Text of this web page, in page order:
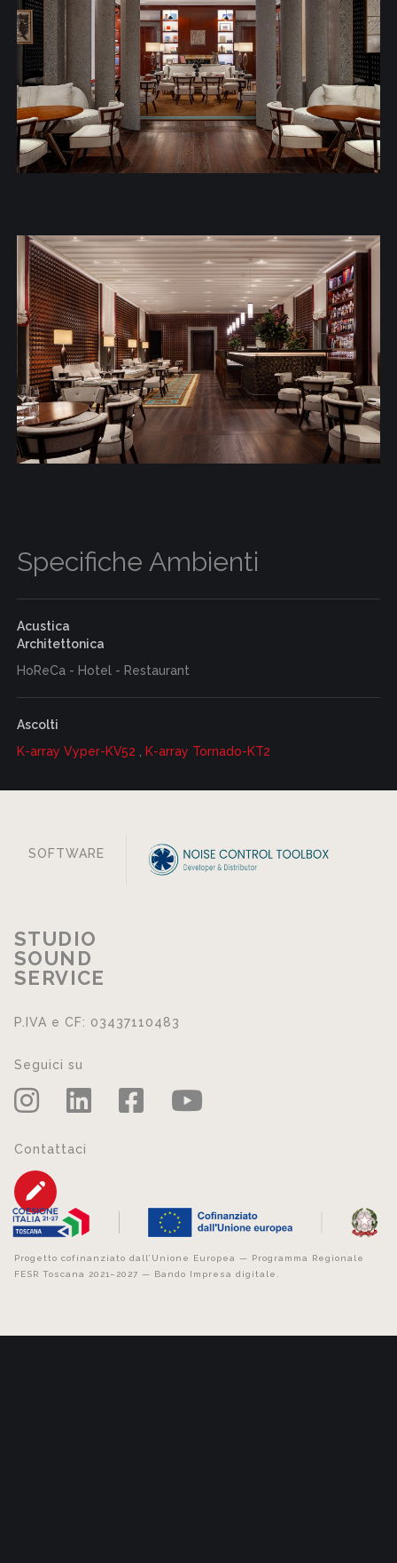
Specifiche Ambienti
Acustica
Architettonica
HoReCa - Hotel - Restaurant
Ascolti
K-array Vyper-KV52
K-array Tornado-KT2
SOFTWARE
STUDIO
SOUND
SERVICE
P.IVA e CF: 03437110483
Seguici su
Contattaci
Progetto cofinanziato dall’Unione Europea — Programma Regionale
FESR Toscana 2021–2027 — Bando Impresa digitale.